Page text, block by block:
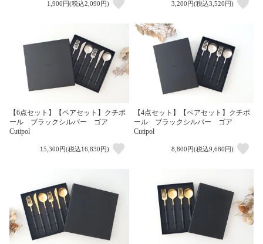
1,900円(税込2,090円) 3,200円(税込3,520円)
【6点セット】【ペアセット】クチポ
ール ブラックシルバー ゴア
Cutipol
15,300円(税込16,830円)
【4点セット】【ペアセット】クチポ
ール ブラックシルバー ゴア
Cutipol
8,800円(税込9,680円)